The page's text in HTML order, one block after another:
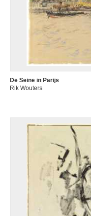
De Seine in Parijs
Rik Wouters